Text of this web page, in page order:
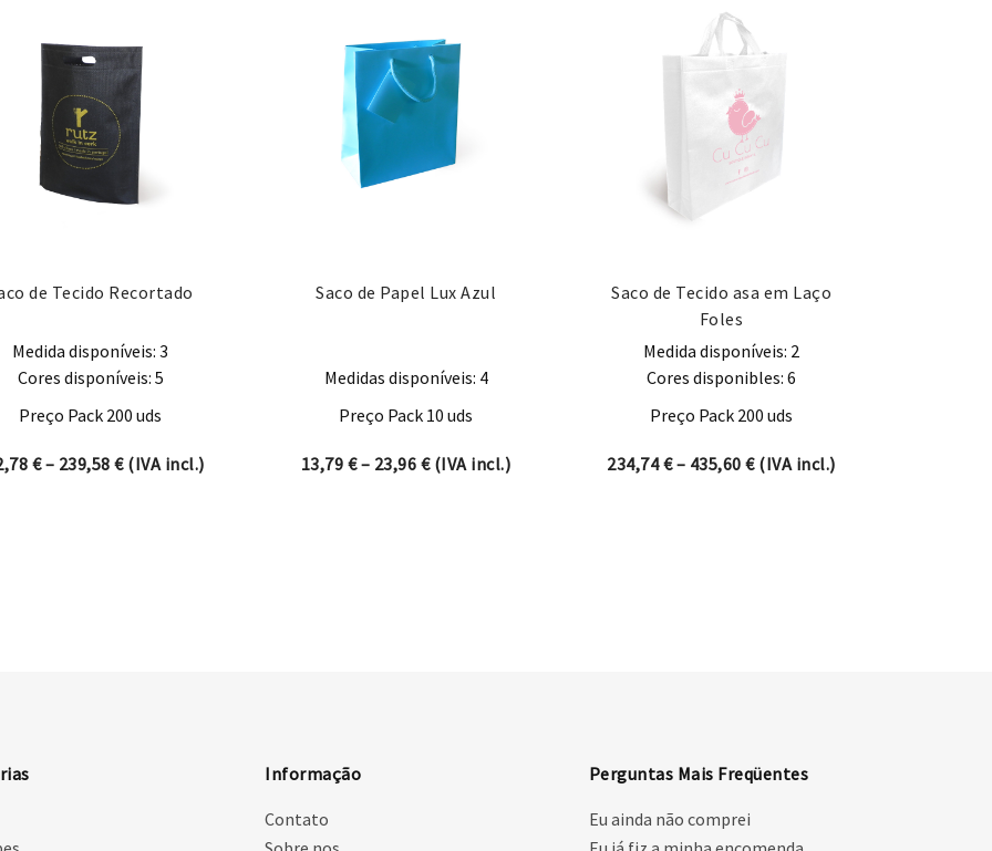
22,99 €
de Tecido Recortado
Medida disponíveis: 3
Cores disponíveis: 5
Preço Pack 200 uds
€– 239,58€Price range: 142,78 € through 239,58 €
(IVA incl.)
Saco de Papel Lux Azul
Medidas disponíveis: 4
Preço Pack 10 uds
13,79 €– 23,96 €Price range: 13,79 € through 23,96 €
(IVA incl.)
Saco de Tecido asa em Laço
Foles
Medida disponíveis: 2
Cores disponibles: 6
Preço Pack 200 uds
234,74€– 435,60€Price range: 234,74 € through
(IVA incl.)
Informação
Contato
Perguntas Mais Freqüentes
Eu ainda não comprei